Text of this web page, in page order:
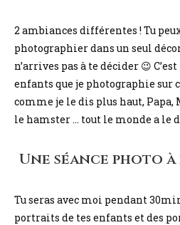
2 ambiances différentes ! Tu
photographier dans un seul
n’arrives pas à te décider 😉
enfants que je photographie sur
comme je le dis plus haut, Papa,
le hamster … tout le monde a le
Une séance photo
Tu seras avec moi pendant
portraits de tes enfants et des